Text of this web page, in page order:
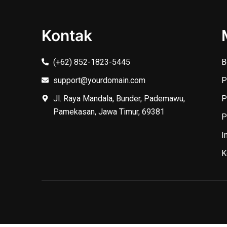
Kontak
(+62) 852-1823-5445
support@yourdomain.com
Jl. Raya Mandala, Bunder, Pademawu,
Pamekasan, Jawa Timur, 69381